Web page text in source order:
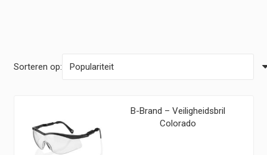
Sorteren op:
B-Brand – Veiligheidsbril
Colorado